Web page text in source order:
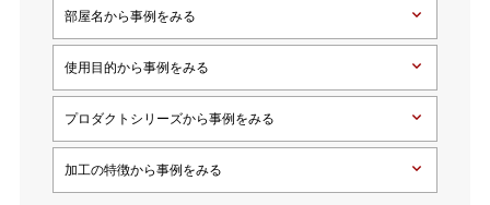
部屋名から事例をみる
使用目的から事例をみる
プロダクトシリーズから事例をみる
加工の特徴から事例をみる